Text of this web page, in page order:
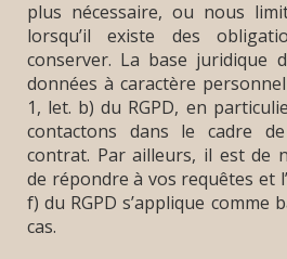
plus nécessaire, ou nous
lorsqu’il existe des
conserver. La base juridique
données à caractère
1, let. b) du RGPD, en
contactons dans le cadre
contrat. Par ailleurs, il est de
de répondre à vos requêtes et
f) du RGPD s’applique comme
cas.